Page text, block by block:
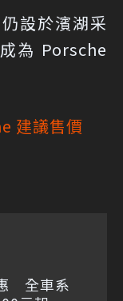
設於濱湖采
為 Porsche
建議售價
全車系